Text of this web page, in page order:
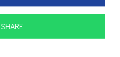
SHARE